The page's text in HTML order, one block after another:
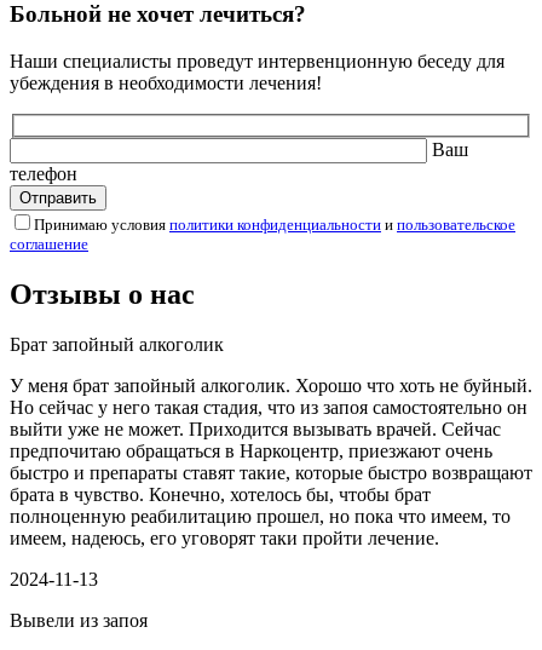
Больной не хочет лечиться?
Наши специалисты проведут интервенционную беседу для
убеждения в необходимости лечения!
Ваш
телефон
Принимаю условия политики конфиденциальности и пользовательское
соглашение
Отзывы о нас
Брат запойный алкоголик
У меня брат запойный алкоголик. Хорошо что хоть не буйный.
Но сейчас у него такая стадия, что из запоя самостоятельно он
выйти уже не может. Приходится вызывать врачей. Сейчас
предпочитаю обращаться в Наркоцентр, приезжают очень
быстро и препараты ставят такие, которые быстро возвращают
брата в чувство. Конечно, хотелось бы, чтобы брат
полноценную реабилитацию прошел, но пока что имеем, то
имеем, надеюсь, его уговорят таки пройти лечение.
2024-11-13
Вывели из запоя